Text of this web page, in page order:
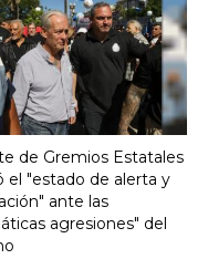
de Gremios Estatales
el "estado de alerta y
ante las
agresiones" del